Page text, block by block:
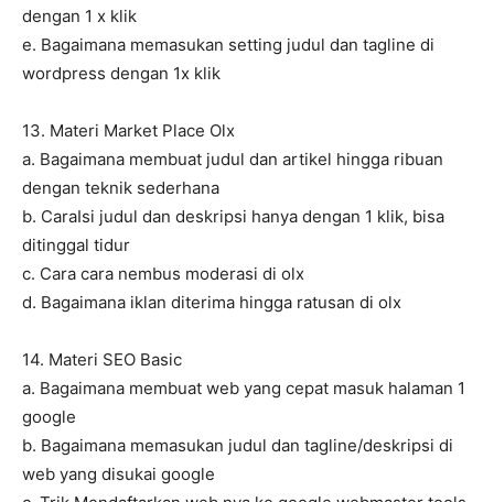
dengan 1 x klik
e. Bagaimana memasukan setting judul dan tagline di
wordpress dengan 1x klik
13. Materi Market Place Olx
a. Bagaimana membuat judul dan artikel hingga ribuan
dengan teknik sederhana
b. CaraIsi judul dan deskripsi hanya dengan 1 klik, bisa
ditinggal tidur
c. Cara cara nembus moderasi di olx
d. Bagaimana iklan diterima hingga ratusan di olx
14. Materi SEO Basic
a. Bagaimana membuat web yang cepat masuk halaman 1
google
b. Bagaimana memasukan judul dan tagline/deskripsi di
web yang disukai google